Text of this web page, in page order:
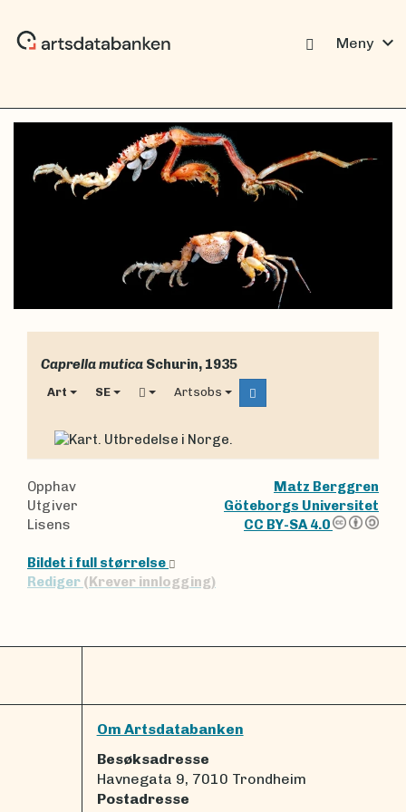
Meny expand_more
Caprella mutica Schurin, 1935
Art SE Artsobs
Opphav
Matz Berggren
Utgiver
Göteborgs Universitet
Lisens
CC BY-SA 4.0
Bildet i full størrelse
Rediger (Krever innlogging)
Om Artsdatabanken
Besøksadresse
Havnegata 9, 7010 Trondheim
Postadresse